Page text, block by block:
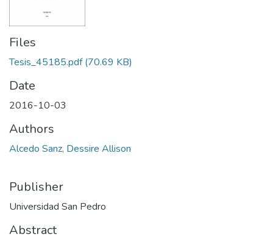
Files
Tesis_45185.pdf(70.69 KB)
Date
2016-10-03
Authors
Alcedo Sanz, Dessire Allison
Publisher
Universidad San Pedro
Abstract